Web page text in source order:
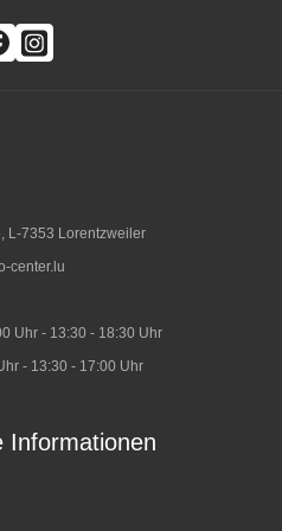
L-7353 Lorentzweiler
center.lu
Uhr - 13:30 - 18:30 Uhr
- 13:30 - 17:00 Uhr
Informationen